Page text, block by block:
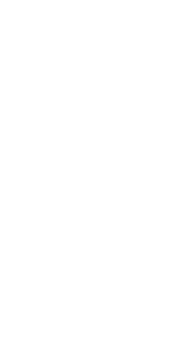
科 坂東 大地さん